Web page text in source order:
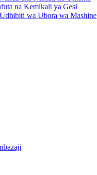
na Kemikali ya Gesi
wa Ubora wa Mashine